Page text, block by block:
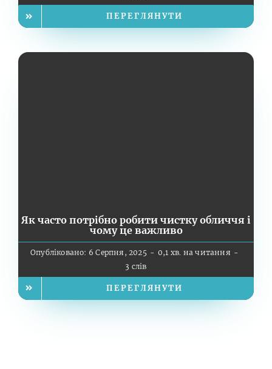
ПЕРЕГЛЯНУТИ
Як часто потрібно робити чистку обличчя і
чому це важливо
Опубліковано: 6 Серпня, 2025 - 0,1 хв. на читання -
3 слів
ПЕРЕГЛЯНУТИ